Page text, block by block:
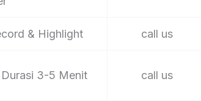
& Highlight call us
Durasi 3-5 Menit call us